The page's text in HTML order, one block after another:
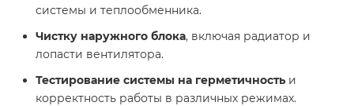
системы и теплообменника.
Чистку наружного блока, включая радиатор и
лопасти вентилятора.
Тестирование системы на герметичность и
корректность работы в различных режимах.